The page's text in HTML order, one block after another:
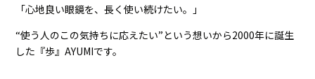
「心地良い眼鏡を、長く使い続けたい。」
“使う人のこの気持ちに応えたい”という想いから2000年に誕生
した『歩』AYUMIです。